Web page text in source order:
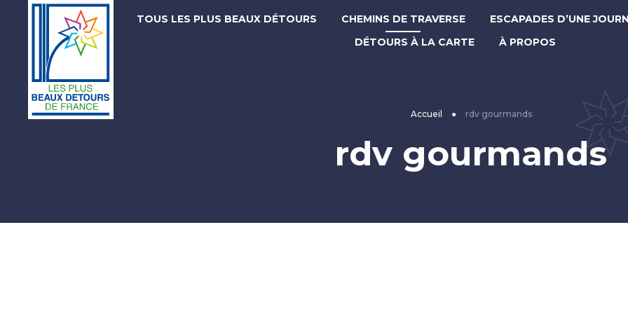
de
TOUS LES PLUS BEAUX DÉTOURS CHEMINS DE TRAVERSE ESCAPADES D’UNE
DÉTOURS À LA CARTE
À PROPOS
Accueil ● rdv gourmands
rdv gourmands